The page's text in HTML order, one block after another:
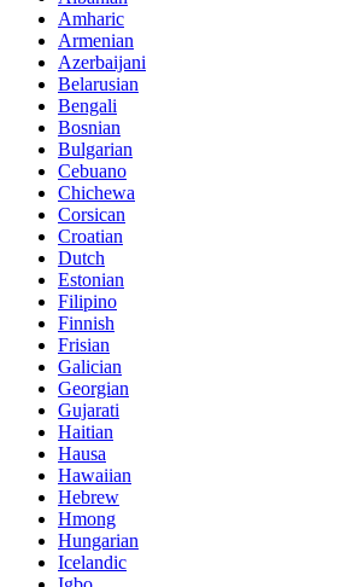
Amharic
Armenian
Azerbaijani
Belarusian
Bengali
Bosnian
Bulgarian
Cebuano
Chichewa
Corsican
Croatian
Dutch
Estonian
Filipino
Finnish
Frisian
Galician
Georgian
Gujarati
Haitian
Hausa
Hawaiian
Hebrew
Hmong
Hungarian
Icelandic